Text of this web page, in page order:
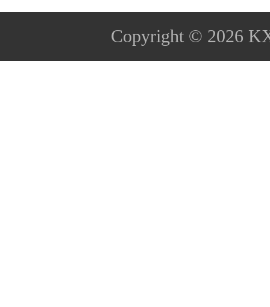
Copyright © 2026